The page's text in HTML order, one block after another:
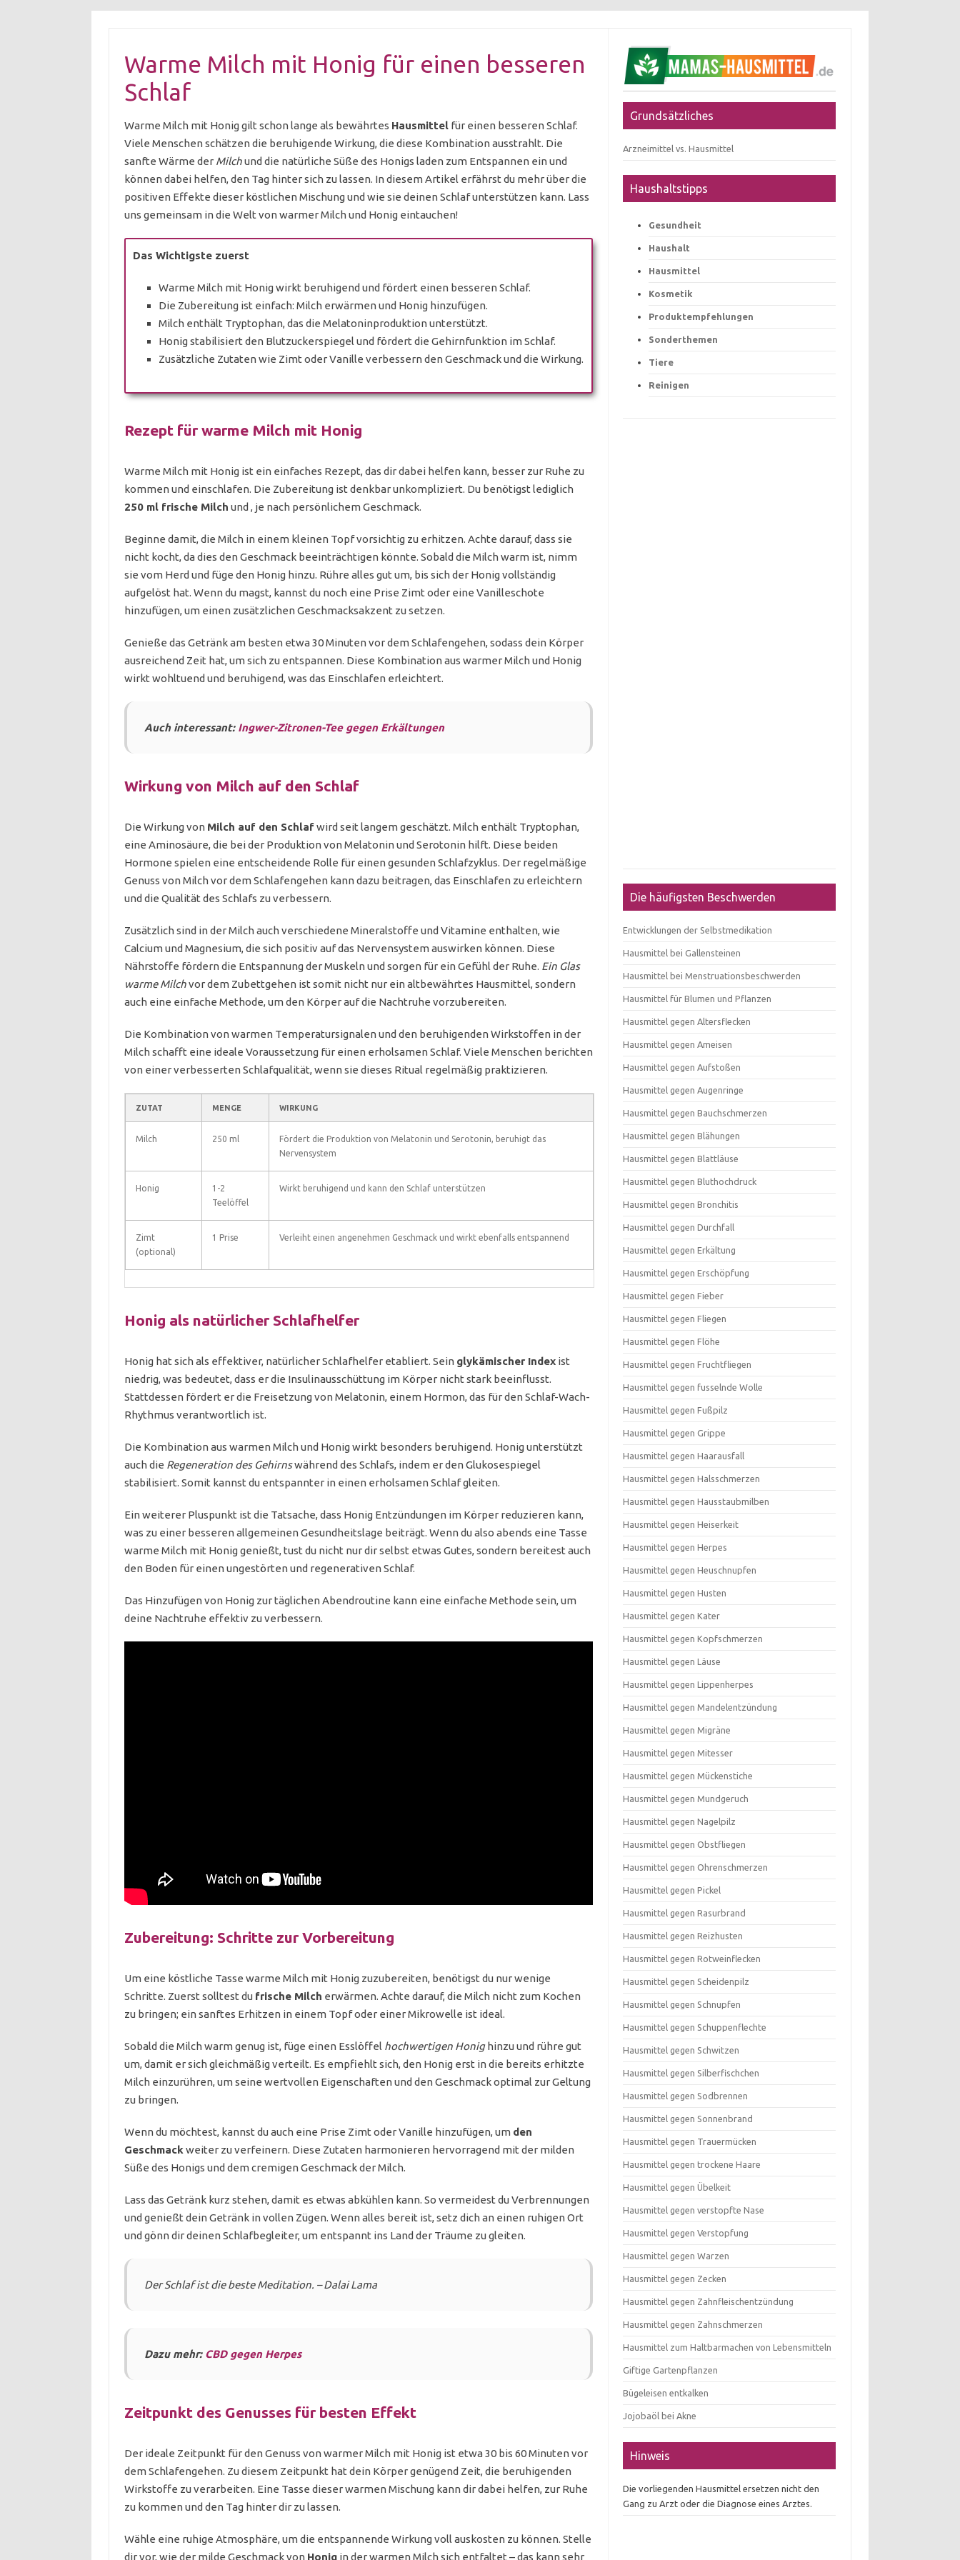
Warme Milch mit Honig für einen besseren
Schlaf
Warme Milch mit Honig gilt schon lange als bewährtes Hausmittelfür einen besseren Schlaf.
Viele Menschen schätzen die beruhigende Wirkung, die diese Kombination ausstrahlt. Die
sanfte Wärme der Milchund die natürliche Süße des Honigs laden zum Entspannen ein und
können dabei helfen, den Tag hinter sich zu lassen. In diesem Artikel erfährst du mehr über die
positiven Effekte dieser köstlichen Mischung und wie sie deinen Schlaf unterstützen kann. Lass
uns gemeinsam in die Welt von warmer Milch und Honig eintauchen!
Das Wichtigste zuerst
Warme Milch mit Honig wirkt beruhigend und fördert einen besseren Schlaf.
Die Zubereitung ist einfach: Milch erwärmen und Honig hinzufügen.
Milch enthält Tryptophan, das die Melatoninproduktion unterstützt.
Honig stabilisiert den Blutzuckerspiegel und fördert die Gehirnfunktion im Schlaf.
Zusätzliche Zutaten wie Zimt oder Vanille verbessern den Geschmack und die Wirkung.
Rezept für warme Milch mit Honig
Warme Milch mit Honig ist ein einfaches Rezept, das dir dabei helfen kann, besser zur Ruhe zu
kommen und einschlafen. Die Zubereitung ist denkbar unkompliziert. Du benötigst lediglich
250 ml frische Milch und , je nach persönlichem Geschmack.
Beginne damit, die Milch in einem kleinen Topf vorsichtig zu erhitzen. Achte darauf, dass sie
nicht kocht, da dies den Geschmack beeinträchtigen könnte. Sobald die Milch warm ist, nimm
sie vom Herd und füge den Honig hinzu. Rühre alles gut um, bis sich der Honig vollständig
aufgelöst hat. Wenn du magst, kannst du noch eine Prise Zimt oder eine Vanilleschote
hinzufügen, um einen zusätzlichen Geschmacksakzent zu setzen.
Genieße das Getränk am besten etwa 30 Minuten vor dem Schlafengehen, sodass dein Körper
ausreichend Zeit hat, um sich zu entspannen. Diese Kombination aus warmer Milch und Honig
wirkt wohltuend und beruhigend, was das Einschlafen erleichtert.
Auch interessant: Ingwer-Zitronen-Tee gegen Erkältungen
Wirkung von Milch auf den Schlaf
Die Wirkung von Milch auf den Schlafwird seit langem geschätzt. Milch enthält Tryptophan,
eine Aminosäure, die bei der Produktion von Melatonin und Serotonin hilft. Diese beiden
Hormone spielen eine entscheidende Rolle für einen gesunden Schlafzyklus. Der regelmäßige
Genuss von Milch vor dem Schlafengehen kann dazu beitragen, das Einschlafen zu erleichtern
und die Qualität des Schlafs zu verbessern.
Zusätzlich sind in der Milch auch verschiedene Mineralstoffe und Vitamine enthalten, wie
Calcium und Magnesium, die sich positiv auf das Nervensystem auswirken können. Diese
Nährstoffe fördern die Entspannung der Muskeln und sorgen für ein Gefühl der Ruhe. Ein Glas
warme Milchvor dem Zubettgehen ist somit nicht nur ein altbewährtes Hausmittel, sondern
auch eine einfache Methode, um den Körper auf die Nachtruhe vorzubereiten.
Die Kombination von warmen Temperatursignalen und den beruhigenden Wirkstoffen in der
Milch schafft eine ideale Voraussetzung für einen erholsamen Schlaf. Viele Menschen berichten
von einer verbesserten Schlafqualität, wenn sie dieses Ritual regelmäßig praktizieren.
ZUTAT MENGE WIRKUNG
Milch 250 ml
Fördert die Produktion von Melatonin und Serotonin, beruhigt das
Nervensystem
Honig
1-2
Teelöffel
Wirkt beruhigend und kann den Schlaf unterstützen
Zimt
(optional)
1 Prise Verleiht einen angenehmen Geschmack und wirkt ebenfalls entspannend
Honig als natürlicher Schlafhelfer
Honig hat sich als effektiver, natürlicher Schlafhelfer etabliert. Sein glykämischer Indexist
niedrig, was bedeutet, dass er die Insulinausschüttung im Körper nicht stark beeinflusst.
Stattdessen fördert er die Freisetzung von Melatonin, einem Hormon, das für den Schlaf-Wach-
Rhythmus verantwortlich ist.
Die Kombination aus warmen Milch und Honig wirkt besonders beruhigend. Honig unterstützt
auch die Regeneration des Gehirnswährend des Schlafs, indem er den Glukosespiegel
stabilisiert. Somit kannst du entspannter in einen erholsamen Schlaf gleiten.
Ein weiterer Pluspunkt ist die Tatsache, dass Honig Entzündungen im Körper reduzieren kann,
was zu einer besseren allgemeinen Gesundheitslage beiträgt. Wenn du also abends eine Tasse
warme Milch mit Honig genießt, tust du nicht nur dir selbst etwas Gutes, sondern bereitest auch
den Boden für einen ungestörten und regenerativen Schlaf.
Das Hinzufügen von Honig zur täglichen Abendroutine kann eine einfache Methode sein, um
deine Nachtruhe effektiv zu verbessern.
Zubereitung: Schritte zur Vorbereitung
Um eine köstliche Tasse warme Milch mit Honig zuzubereiten, benötigst du nur wenige
Schritte. Zuerst solltest du frische Milch erwärmen. Achte darauf, die Milch nicht zum Kochen
zu bringen; ein sanftes Erhitzen in einem Topf oder einer Mikrowelle ist ideal.
Sobald die Milch warm genug ist, füge einen Esslöffel hochwertigen Honighinzu und rühre gut
um, damit er sich gleichmäßig verteilt. Es empfiehlt sich, den Honig erst in die bereits erhitzte
Milch einzurühren, um seine wertvollen Eigenschaften und den Geschmack optimal zur Geltung
zu bringen.
Wenn du möchtest, kannst du auch eine Prise Zimt oder Vanille hinzufügen, um den
Geschmack weiter zu verfeinern. Diese Zutaten harmonieren hervorragend mit der milden
Süße des Honigs und dem cremigen Geschmack der Milch.
Lass das Getränk kurz stehen, damit es etwas abkühlen kann. So vermeidest du Verbrennungen
und genießt dein Getränk in vollen Zügen. Wenn alles bereit ist, setz dich an einen ruhigen Ort
und gönn dir deinen Schlafbegleiter, um entspannt ins Land der Träume zu gleiten.
Der Schlaf ist die beste Meditation. – Dalai Lama
Dazu mehr: CBD gegen Herpes
Zeitpunkt des Genusses für besten Effekt
Der ideale Zeitpunkt für den Genuss von warmer Milch mit Honig ist etwa 30 bis 60 Minuten vor
dem Schlafengehen. Zu diesem Zeitpunkt hat dein Körper genügend Zeit, die beruhigenden
Wirkstoffe zu verarbeiten. Eine Tasse dieser warmen Mischung kann dir dabei helfen, zur Ruhe
zu kommen und den Tag hinter dir zu lassen.
Wähle eine ruhige Atmosphäre, um die entspannende Wirkung voll auskosten zu können. Stelle
dir vor, wie der milde Geschmack von Honigin der warmen Milch sich entfaltet – das kann sehr
Grundsätzliches
Arzneimittel vs. Hausmittel
Haushaltstipps
Gesundheit
Haushalt
Hausmittel
Kosmetik
Produktempfehlungen
Sonderthemen
Tiere
Reinigen
Die häufigsten Beschwerden
Entwicklungen der Selbstmedikation
Hausmittel bei Gallensteinen
Hausmittel bei Menstruationsbeschwerden
Hausmittel für Blumen und Pflanzen
Hausmittel gegen Altersflecken
Hausmittel gegen Ameisen
Hausmittel gegen Aufstoßen
Hausmittel gegen Augenringe
Hausmittel gegen Bauchschmerzen
Hausmittel gegen Blähungen
Hausmittel gegen Blattläuse
Hausmittel gegen Bluthochdruck
Hausmittel gegen Bronchitis
Hausmittel gegen Durchfall
Hausmittel gegen Erkältung
Hausmittel gegen Erschöpfung
Hausmittel gegen Fieber
Hausmittel gegen Fliegen
Hausmittel gegen Flöhe
Hausmittel gegen Fruchtfliegen
Hausmittel gegen fusselnde Wolle
Hausmittel gegen Fußpilz
Hausmittel gegen Grippe
Hausmittel gegen Haarausfall
Hausmittel gegen Halsschmerzen
Hausmittel gegen Hausstaubmilben
Hausmittel gegen Heiserkeit
Hausmittel gegen Herpes
Hausmittel gegen Heuschnupfen
Hausmittel gegen Husten
Hausmittel gegen Kater
Hausmittel gegen Kopfschmerzen
Hausmittel gegen Läuse
Hausmittel gegen Lippenherpes
Hausmittel gegen Mandelentzündung
Hausmittel gegen Migräne
Hausmittel gegen Mitesser
Hausmittel gegen Mückenstiche
Hausmittel gegen Mundgeruch
Hausmittel gegen Nagelpilz
Hausmittel gegen Obstfliegen
Hausmittel gegen Ohrenschmerzen
Hausmittel gegen Pickel
Hausmittel gegen Rasurbrand
Hausmittel gegen Reizhusten
Hausmittel gegen Rotweinflecken
Hausmittel gegen Scheidenpilz
Hausmittel gegen Schnupfen
Hausmittel gegen Schuppenflechte
Hausmittel gegen Schwitzen
Hausmittel gegen Silberfischchen
Hausmittel gegen Sodbrennen
Hausmittel gegen Sonnenbrand
Hausmittel gegen Trauermücken
Hausmittel gegen trockene Haare
Hausmittel gegen Übelkeit
Hausmittel gegen verstopfte Nase
Hausmittel gegen Verstopfung
Hausmittel gegen Warzen
Hausmittel gegen Zecken
Hausmittel gegen Zahnfleischentzündung
Hausmittel gegen Zahnschmerzen
Hausmittel zum Haltbarmachen von Lebensmitteln
Giftige Gartenpflanzen
Bügeleisen entkalken
Jojobaöl bei Akne
Hinweis
Die vorliegenden Hausmittel ersetzen nicht den
Gang zu Arzt oder die Diagnose eines Arztes.